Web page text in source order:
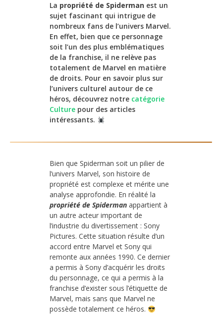
La propriété de Spiderman est un
sujet fascinant qui intrigue de
nombreux fans de l’univers Marvel.
En effet, bien que ce personnage
soit l’un des plus emblématiques
de la franchise, il ne relève pas
totalement de Marvel en matière
de droits. Pour en savoir plus sur
l’univers culturel autour de ce
héros, découvrez notre catégorie
Culture pour des articles
intéressants.
Bien que Spiderman soit un pilier de
l’univers Marvel, son histoire de
propriété est complexe et mérite une
analyse approfondie. En réalité la
propriété de Spiderman appartient à
un autre acteur important de
l’industrie du divertissement : Sony
Pictures. Cette situation résulte d’un
accord entre Marvel et Sony qui
remonte aux années 1990. Ce dernier
a permis à Sony d’acquérir les droits
du personnage, ce qui a permis à la
franchise d’exister sous l’étiquette de
Marvel, mais sans que Marvel ne
possède totalement ce héros.